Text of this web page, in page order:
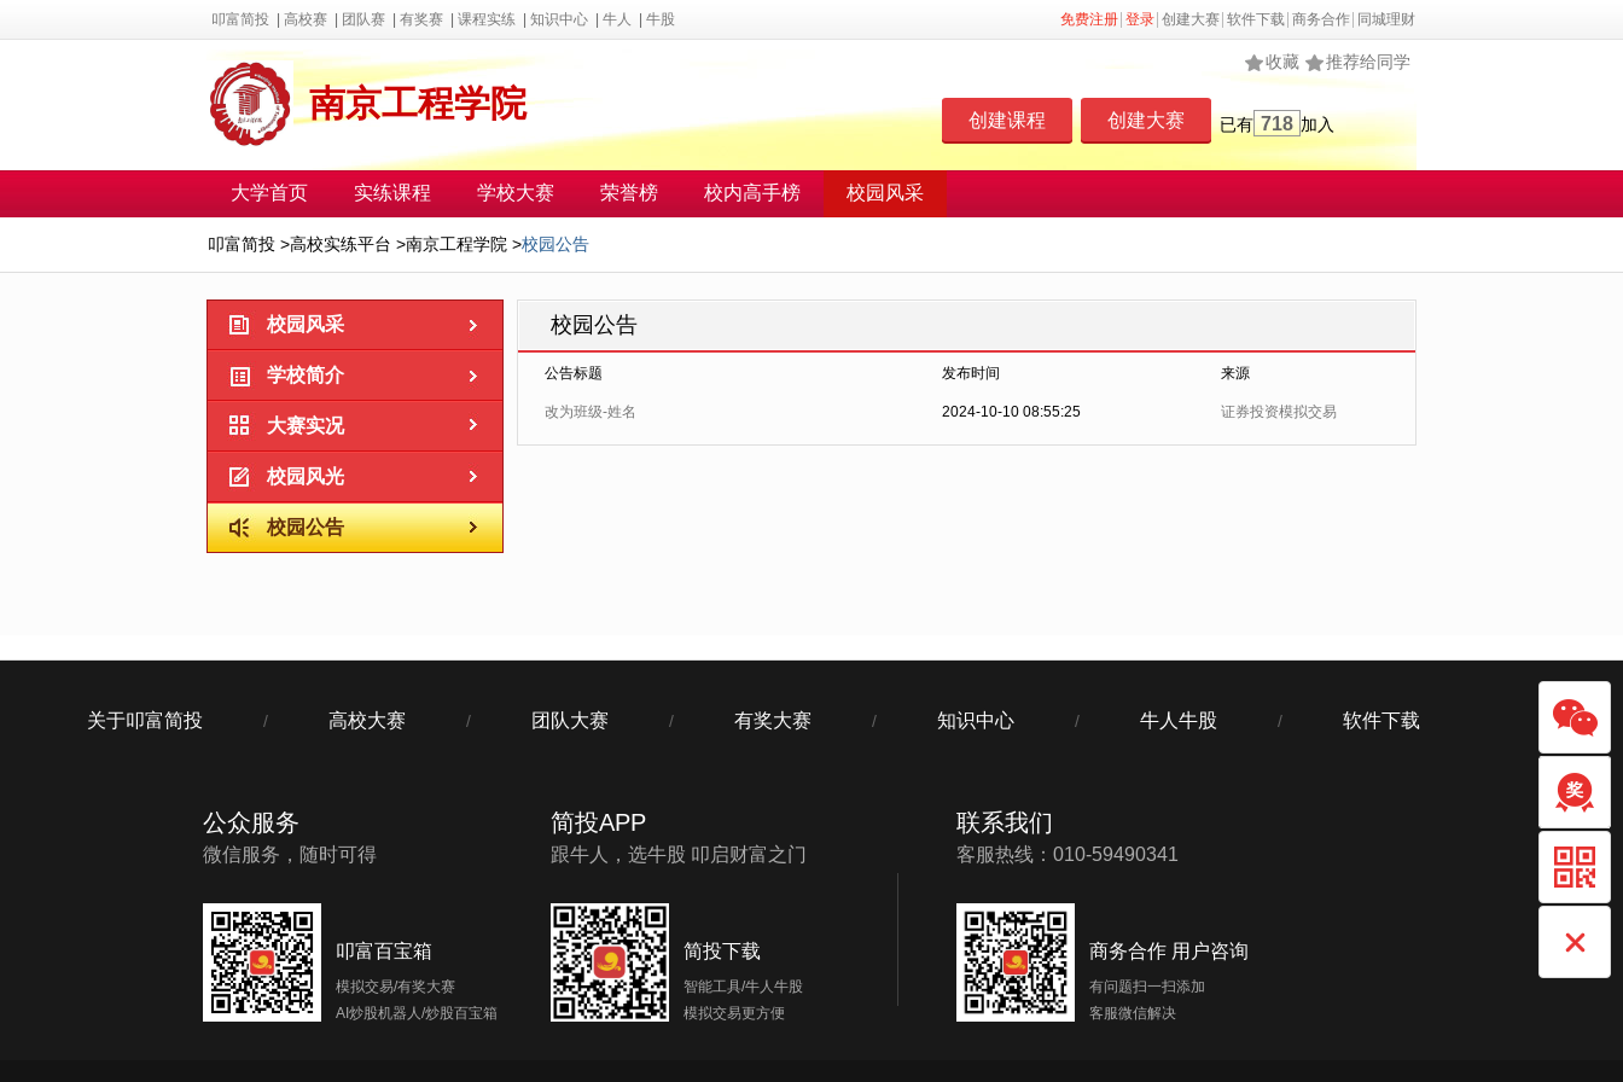
叩富简投 高校赛 团队赛 有奖赛 课程实练 知识中心 牛人 牛股 免费注册 登录 创建大赛 软件下载 商务合作 同城理财
南京工程学院
推荐给同学
收藏
创建课程 创建大赛 已有 718 加入
大学首页 实练课程 学校大赛 荣誉榜 校内高手榜 校园风采
叩富简投 >高校实练平台 >南京工程学院 >校园公告
校园风采
学校简介
大赛实况
校园风光
校园公告
校园公告
公告标题 发布时间 来源
改为班级-姓名 2024-10-10 08:55:25 证券投资模拟交易
关于叩富简投 / 高校大赛 / 团队大赛 / 有奖大赛 / 知识中心 / 牛人牛股 / 软件下载
公众服务
微信服务，随时可得
叩富百宝箱
模拟交易/有奖大赛
AI炒股机器人/炒股百宝箱
简投APP
跟牛人，选牛股 叩启财富之门
简投下载
智能工具/牛人牛股
模拟交易更方便
联系我们
客服热线：010-59490341
商务合作 用户咨询
有问题扫一扫添加
客服微信解决